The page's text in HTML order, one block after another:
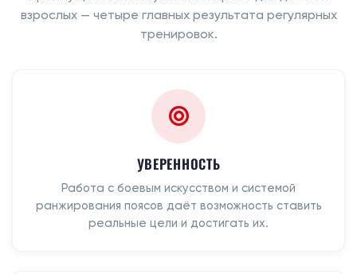
взрослых — четыре главных результата регулярных
тренировок.
УВЕРЕННОСТЬ
Работа с боевым искусством и системой
ранжирования поясов даёт возможность ставить
реальные цели и достигать их.